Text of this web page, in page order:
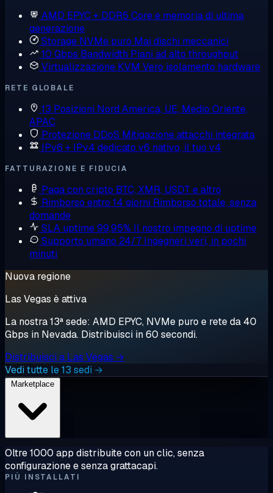
AMD EPYC + DDR5 Core e memoria di ultima
generazione
Storage NVMe puro Mai dischi meccanici
10 Gbps Bandwidth Piani ad alto throughput
Virtualizzazione KVM Vero isolamento hardware
RETE GLOBALE
13 Posizioni Nord America, UE, Medio Oriente,
APAC
Protezione DDoS Mitigazione attacchi integrata
IPv6 + IPv4 dedicato v6 nativo, il tuo v4
FATTURAZIONE E FIDUCIA
Paga con cripto BTC, XMR, USDT e altro
Rimborso entro 14 giorni Rimborso totale, senza
domande
SLA uptime 99,95% Il nostro impegno di uptime
Supporto umano 24/7 Ingegneri veri, in pochi
minuti
Nuova regione
Las Vegas è attiva
La nostra 13ª sede: AMD EPYC, NVMe puro e rete da 40
Gbps in Nevada. Distribuisci in 60 secondi.
Distribuisci a Las Vegas →
Vedi tutte le 13 sedi →
Oltre 1000 app distribuite con un clic, senza
configurazione e senza grattacapi.
PIÙ INSTALLATI